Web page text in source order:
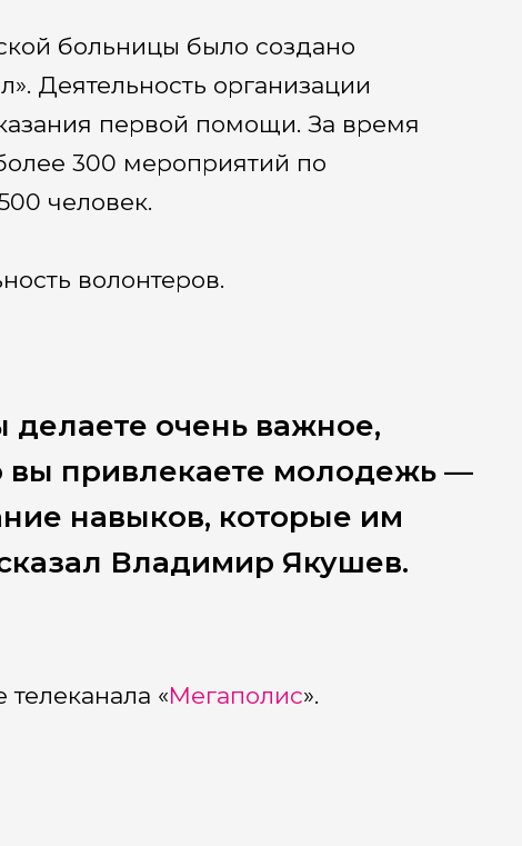
больницы было создано
Деятельность организации
первой помощи. За время
300 мероприятий по
человек.
волонтеров.
делаете очень важное,
вы привлекаете молодежь —
навыков, которые им
Владимир Якушев.
«Мегаполис».